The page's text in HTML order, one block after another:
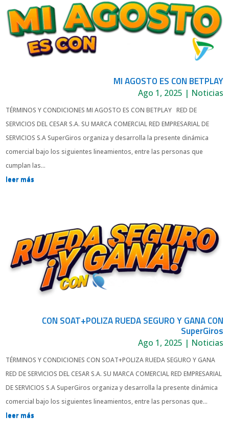
MI AGOSTO ES CON BETPLAY
Ago 1, 2025 | Noticias
TÉRMINOS Y CONDICIONES MI AGOSTO ES CON BETPLAY RED DE
SERVICIOS DEL CESAR S.A. SU MARCA COMERCIAL RED EMPRESARIAL DE
SERVICIOS S.A SuperGiros organiza y desarrolla la presente dinámica
comercial bajo los siguientes lineamientos, entre las personas que
cumplan las...
leer más
CON SOAT+POLIZA RUEDA SEGURO Y GANA CON
SuperGiros
Ago 1, 2025 | Noticias
TÉRMINOS Y CONDICIONES CON SOAT+POLIZA RUEDA SEGURO Y GANA
RED DE SERVICIOS DEL CESAR S.A. SU MARCA COMERCIAL RED EMPRESARIAL
DE SERVICIOS S.A SuperGiros organiza y desarrolla la presente dinámica
comercial bajo los siguientes lineamientos, entre las personas que...
leer más